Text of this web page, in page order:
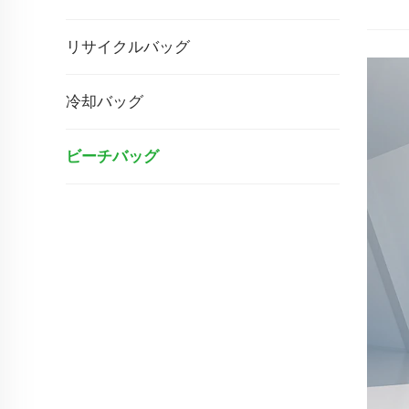
リサイクルバッグ
冷却バッグ
ビーチバッグ